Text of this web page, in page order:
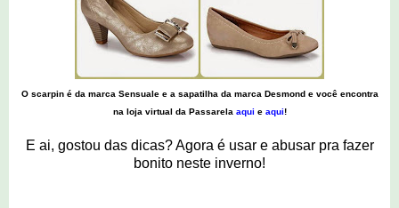
O scarpin é da marca Sensuale e a sapatilha da marca Desmond e você encontra
na loja virtual da Passarela aqui e aqui!
E ai, gostou das dicas? Agora é usar e abusar pra fazer
bonito neste inverno!